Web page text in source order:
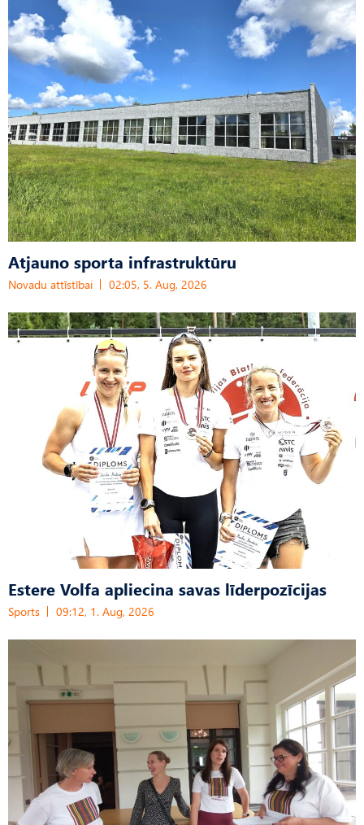
Atjauno sporta infrastruktūru
Novadu attīstībai 02:05, 5. Aug, 2026
Estere Volfa apliecina savas līderpozīcijas
Sports 09:12, 1. Aug, 2026